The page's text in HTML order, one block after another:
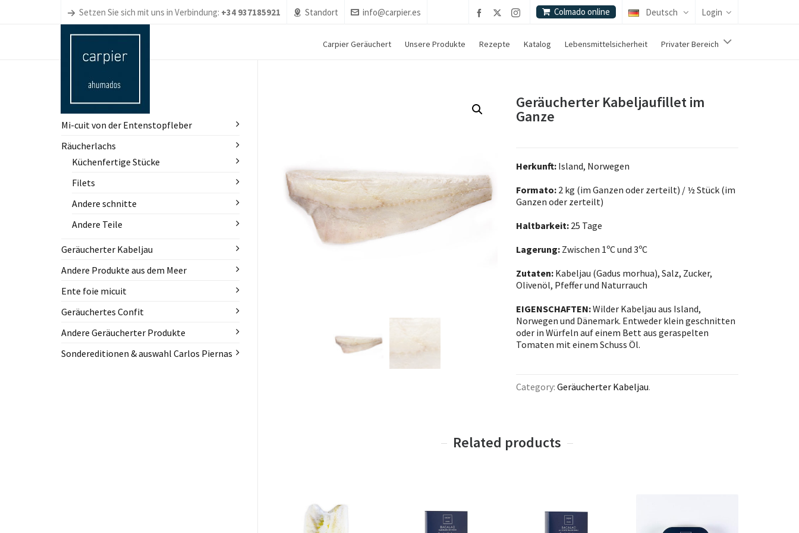
Setzen Sie sich mit uns in Verbindung: +34 937185921 Standort info@carpier.es Colmado online Deutsch Login
Carpier Geräuchert Unsere Produkte Rezepte Katalog Lebensmittelsicherheit Privater Bereich
Geräucherter Kabeljaufillet im
Ganze
Herkunft: Island, Norwegen
Formato: 2 kg (im Ganzen oder zerteilt) / ½ Stück (im
Ganzen oder zerteilt)
Haltbarkeit: 25 Tage
Lagerung: Zwischen 1ᵒC und 3ᵒC
Zutaten: Kabeljau (Gadus morhua), Salz, Zucker,
Olivenöl, Pfeffer und Naturrauch
EIGENSCHAFTEN:Wilder Kabeljau aus Island,
Norwegen und Dänemark. Entweder klein geschnitten
oder in Würfeln auf einem Bett aus geraspelten
Tomaten mit einem Schuss Öl.
Category:Geräucherter Kabeljau.
Related products
Mi-cuit von der Entenstopfleber
Räucherlachs
Küchenfertige Stücke
Filets
Andere schnitte
Andere Teile
Geräucherter Kabeljau
Andere Produkte aus dem Meer
Ente foie micuit
Geräuchertes Confit
Andere Geräucherter Produkte
Sondereditionen & auswahl Carlos Piernas